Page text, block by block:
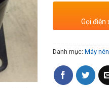
Gọi điện
Danh mục: Máy